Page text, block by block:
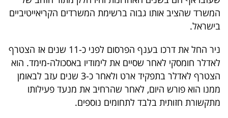
40
שיתופי
פעולה
דרושים
המשרד שהציב אותו גבוה ברשימת המשרדים הקריאייטיביים
בישראל.
ניר החל את דרכו בענף הפרסום לפני כ-11 שנים אז הצטרף
לאדלר חומסקי לאחר שסיים את לימודיו באסכולה-מימד. הוא
הצטרף לאדלר בתפקיד ארט ולאחר כ-3 שנים עזב לבאומן
ממנו הוא פורש היום, לאחר שהרחיב את מנעד פעילותו
מתקשורת חזותית בלבד לתחומים נוספים.